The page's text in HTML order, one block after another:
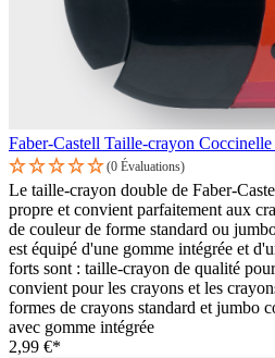
Faber-Castell Taille-crayon
(0 Évaluations)
Le taille-crayon double de Faber-
propre et convient parfaitement aux
de couleur de forme standard ou
est équipé d'une gomme intégrée et
forts sont : taille-crayon de qualité
convient pour les crayons et les
formes de crayons standard et jumbo
avec gomme intégrée
2,99 €*